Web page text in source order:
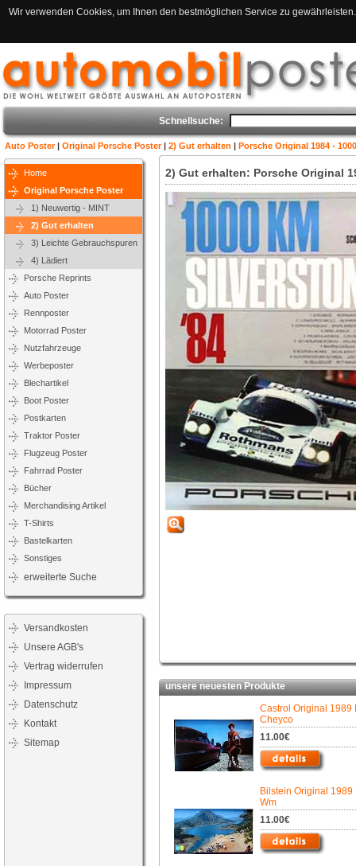
Wir verwenden Cookies, um Ihnen den bestmöglichen Service zu
Schnellsuche:
Auto Poster| Original Porsche Poster| 2) Gut erhalten | Porsche Original 1984 -
Home
Original Porsche Poster
1) Neuwertig - MINT
2) Gut erhalten
3) Leichte Gebrauchspuren
4) Lädiert
Porsche Reprints
Auto Poster
Rennposter
Motorrad Poster
Nutzfahrzeuge
Werbeposter
Blechartikel
Boot Poster
Postkarten
Traktor Poster
Flugzeug Poster
Fahrrad Poster
Bücher
Merchandising Artikel
T-Shirts
Bastelkarten
Sonstiges
erweiterte Suche
Versandkosten
Unsere AGB's
Vertrag widerrufen
Impressum
Datenschutz
Kontakt
Sitemap
2) Gut erhalten: Porsche Original
unsere neuesten Produkte
Castrol Original 1989
Cheyco
11.00€
Bilstein Original 1989
Wm
11.00€